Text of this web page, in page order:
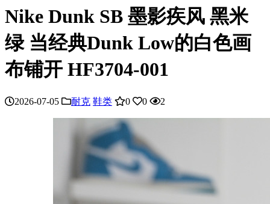
Nike Dunk SB 墨影疾风 黑米
绿 当经典Dunk Low的白色画
布铺开 HF3704-001
2026-07-05 耐克 鞋类 0 0 2